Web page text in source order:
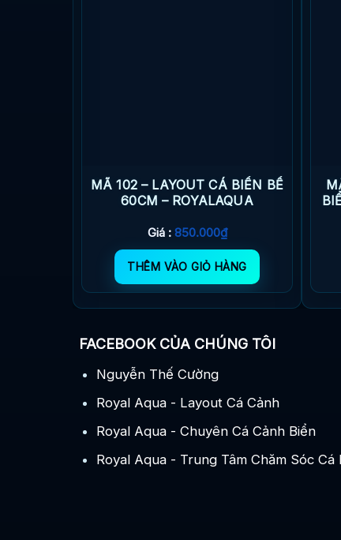
MÃ 102 – LAYOUT CÁ BIỂN BỂ
60CM – ROYALAQUA
Giá : 850.000₫
THÊM VÀO GIỎ HÀNG
FACEBOOK CỦA CHÚNG TÔI
Nguyễn Thế Cường
Royal Aqua - Layout Cá Cảnh
Royal Aqua - Chuyên Cá Cảnh Biển
Royal Aqua - Trung Tâm Chăm Sóc Cá